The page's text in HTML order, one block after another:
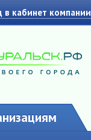
в кабинет компании